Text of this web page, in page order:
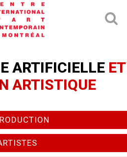
ARTIFICIELLEET
ARTISTIQUE